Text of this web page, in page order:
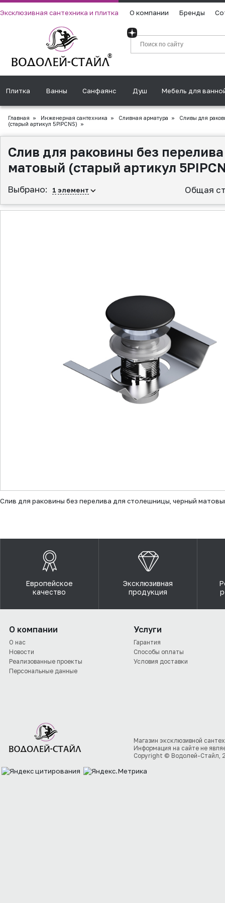
Эксклюзивная сантехника и плитка О компании Бренды
Плитка Ванны Санфаянс Душ Мебель для
Главная » Инженерная сантехника » Сливная аpматура »
Сливы для
(старый артикул 5PIPCNS)
»
Слив для раковины без
матовый (старый артикул
Выбрано: 1 элемент Общая
Слив для раковины без перелива для столешницы, черный
Европейское
качество
Эксклюзивная
продукция
О компании
О нас
Новости
Реализованные проекты
Персональные данные
Услуги
Гарантия
Способы оплаты
Условия доставки
Магазин эксклюзивной
Информация на сайте не
Copyright © Водолей-Стайл,